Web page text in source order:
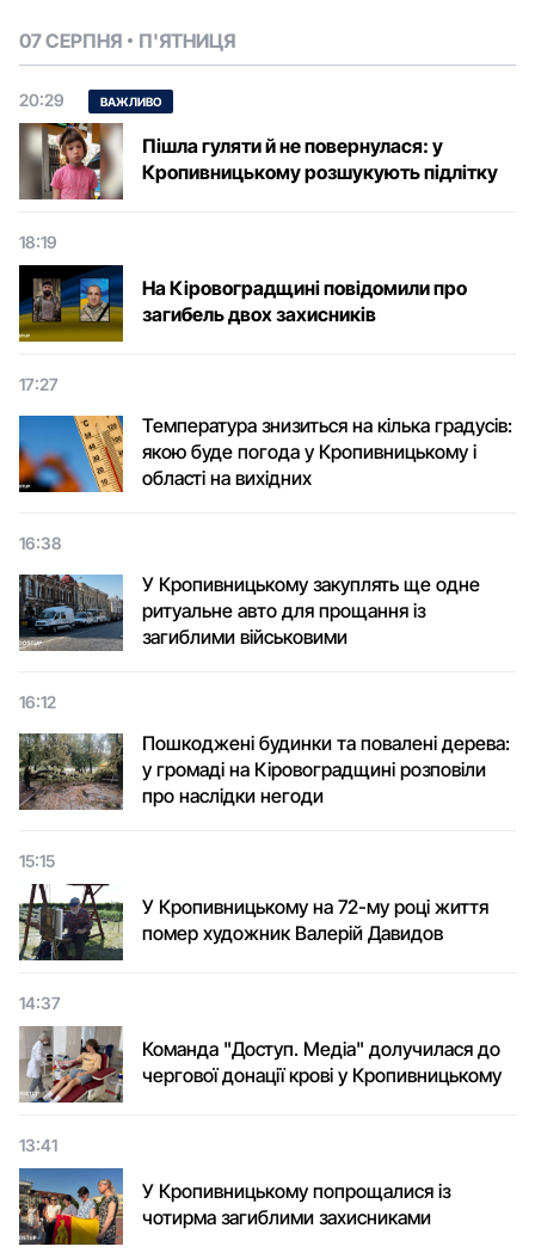
07 СЕРПНЯ П'ЯТНИЦЯ
20:29 ВАЖЛИВО
Пішла гуляти й не повернулася: у
Кропивницькому розшукують підлітку
18:19
На Кіровоградщині повідомили про
загибель двох захисників
17:27
Температура знизиться на кілька градусів:
якою буде погода у Кропивницькому і
області на вихідних
16:38
У Кропивницькому закуплять ще одне
ритуальне авто для прощання із
загиблими військовими
16:12
Пошкоджені будинки та повалені дерева:
у громаді на Кіровоградщині розповіли
про наслідки негоди
15:15
У Кропивницькому на 72-му році життя
помер художник Валерій Давидов
14:37
Команда "Доступ. Медіа" долучилася до
чергової донації крові у Кропивницькому
13:41
У Кропивницькому попрощалися із
чотирма загиблими захисниками